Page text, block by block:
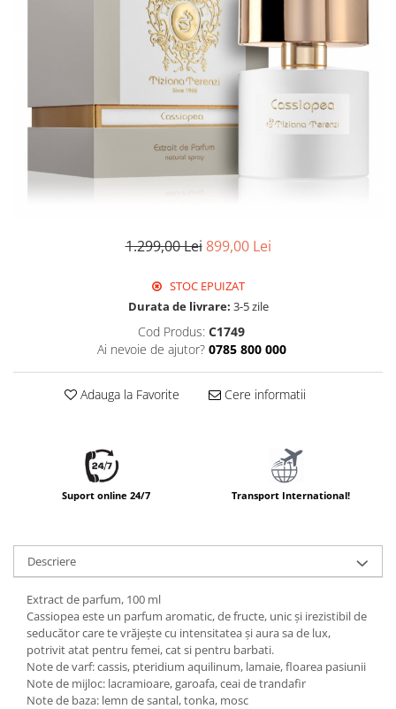
1.299,00 Lei 899,00 Lei
STOC EPUIZAT
Durata de livrare: 3-5 zile
Cod Produs: C1749
Ai nevoie de ajutor? 0785 800 000
Adauga la Favorite Cere informatii
Suport online 24/7 Transport International!
Descriere
Extract de parfum, 100 ml
Cassiopea este un parfum aromatic, de fructe, unic și irezistibil de
seducător care te vrăjește cu intensitatea și aura sa de lux,
potrivit atat pentru femei, cat si pentru barbati.
Note de varf: cassis, pteridium aquilinum, lamaie, floarea pasiunii
Note de mijloc: lacramioare, garoafa, ceai de trandafir
Note de baza: lemn de santal, tonka, mosc